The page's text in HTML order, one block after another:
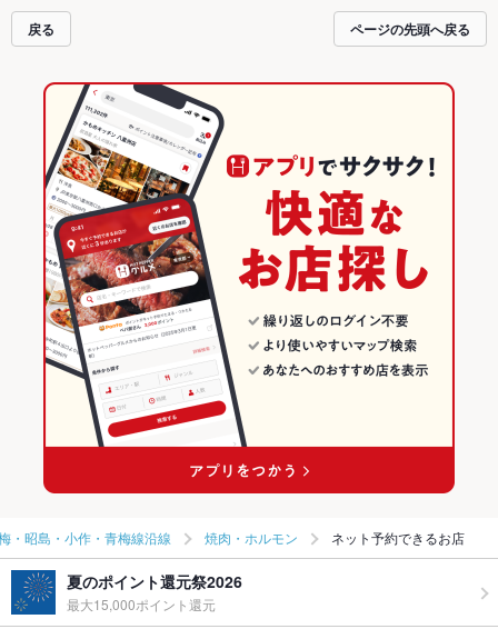
戻る ページの先頭へ戻る
・昭島・小作・青梅線沿線 焼肉・ホルモン ネット予約できるお店
夏のポイント還元祭2026
最大15,000ポイント還元